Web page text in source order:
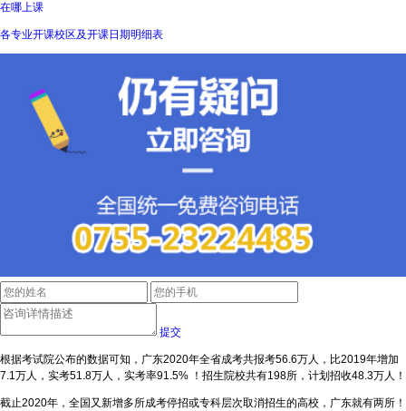
在哪上课
各专业开课校区及开课日期明细表
提交
根据考试院公布的数据可知，广东2020年全省成考共报考56.6万人，比2019年增加
7.1万人，实考51.8万人，实考率91.5% ！招生院校共有198所，计划招收48.3万人！
截止2020年，全国又新增多所成考停招或专科层次取消招生的高校，广东就有两所！